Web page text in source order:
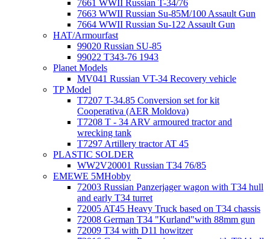
7661 WWII Russian T-34/76
7663 WWII Russian Su-85M/100 Assault Gun
7664 WWII Russian Su-122 Assault Gun
HAT/Armourfast
99020 Russian SU-85
99022 T343-76 1943
Planet Models
MV041 Russian VT-34 Recovery vehicle
TP Model
T7207 T-34.85 Conversion set for kit
Cooperativa (AER Moldova)
T7208 T - 34 ARV armoured tractor and
wrecking tank
T7297 Artillery tractor AT 45
PLASTIC SOLDER
WW2V20001 Russian T34 76/85
EMEWE 5MHobby
72003 Russian Panzerjager wagon with T34 hull
and early T34 turret
72005 AT45 Heavy Truck based on T34 chassis
72008 German T34 "Kurland"with 88mm gun
72009 T34 with D11 howitzer